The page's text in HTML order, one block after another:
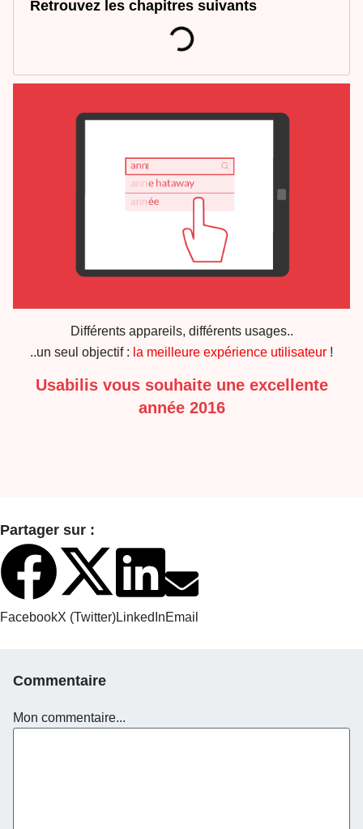
Retrouvez les chapitres suivants
Différents appareils, différents usages..
..un seul objectif : la meilleure expérience utilisateur !
Usabilis vous souhaite une excellente
année 2016
Partager sur :
FacebookX (Twitter)LinkedInEmail
Commentaire
Mon commentaire...